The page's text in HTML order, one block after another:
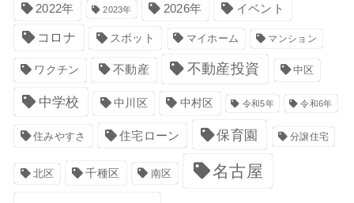
2022年 2023年 2026年 イベント
コロナ スポット マイホーム マンション
ワクチン 不動産 不動産投資 中区
中学校 中川区 中村区 令和5年 令和6年
住みやすさ 住宅ローン 保育園 分譲住宅
北区 千種区 南区 名古屋